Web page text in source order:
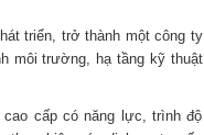
triển, trở thành một công ty
môi trường, hạ tầng kỹ thuật
cấp có năng lực, trình độ